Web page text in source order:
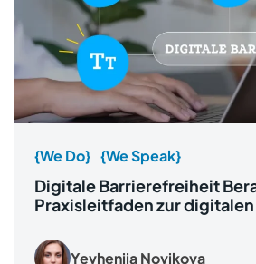
{We Do} {We Speak}
Digitale Barrierefreiheit
Praxisleitfaden zur
Yevheniia Novikova